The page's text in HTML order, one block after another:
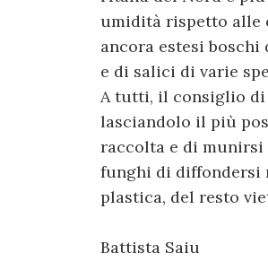
umidità rispetto alle
ancora estesi
e di salici di varie
A tutti, il consiglio di
lasciandolo il più
raccolta e di
funghi di diffondersi
plastica, del resto
Battista Saiu